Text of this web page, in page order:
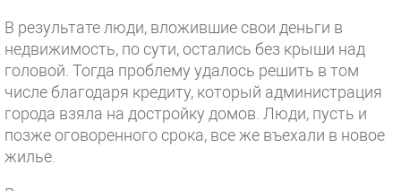
В результате люди, вложившие свои деньги в
недвижимость, по сути, остались без крыши над
головой. Тогда проблему удалось решить в том
числе благодаря кредиту, который администрация
города взяла на достройку домов. Люди, пусть и
позже оговоренного срока, все же въехали в новое
жилье.